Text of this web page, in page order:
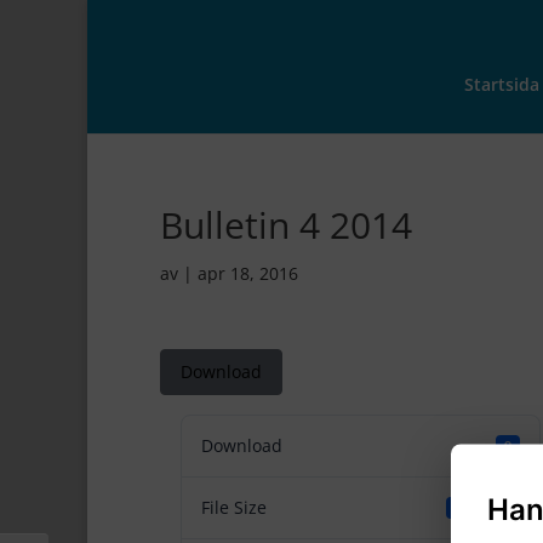
Startsida
Bulletin 4 2014
av | apr 18, 2016
Download
Download 9
File Size 12.34 MB